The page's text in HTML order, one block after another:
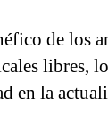
de los
libres,
en la